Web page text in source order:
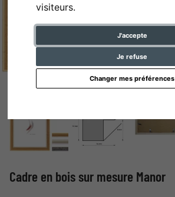
visiteurs.
J'accepte
Je refuse
Changer mes préférences
Cadre en bois sur mesure Manor